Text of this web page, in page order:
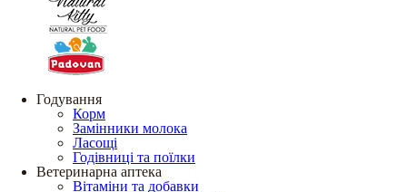
Годування
Корм
Замінники молока
Ласощі
Годівниці та поїлки
Ветеринарна аптека
Вітаміни та добавки